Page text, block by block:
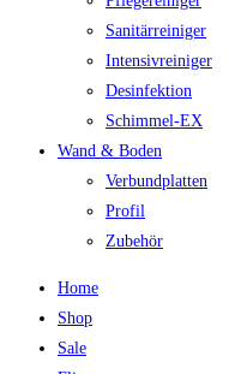
Sanitärreiniger
Intensivreiniger
Desinfektion
Schimmel-EX
Wand & Boden
Verbundplatten
Profil
Zubehör
Home
Shop
Sale